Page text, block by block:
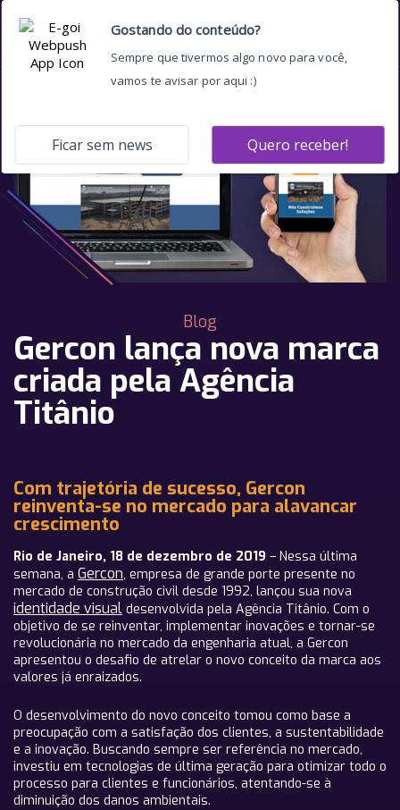
Blog
Gercon lança nova marca
criada pela Agência
Titânio
Com trajetória de sucesso, Gercon
reinventa-se no mercado para alavancar
crescimento
Rio de Janeiro, 18 de dezembro de 2019 – Nessa última
semana, a Gercon, empresa de grande porte presente no
mercado de construção civil desde 1992, lançou sua nova
identidade visual desenvolvida pela Agência Titânio. Com o
objetivo de se reinventar, implementar inovações e tornar-se
revolucionária no mercado da engenharia atual, a Gercon
apresentou o desafio de atrelar o novo conceito da marca aos
valores já enraizados.
O desenvolvimento do novo conceito tomou como base a
preocupação com a satisfação dos clientes, a sustentabilidade
e a inovação. Buscando sempre ser referência no mercado,
investiu em tecnologias de última geração para otimizar todo o
processo para clientes e funcionários, atentando-se à
diminuição dos danos ambientais.